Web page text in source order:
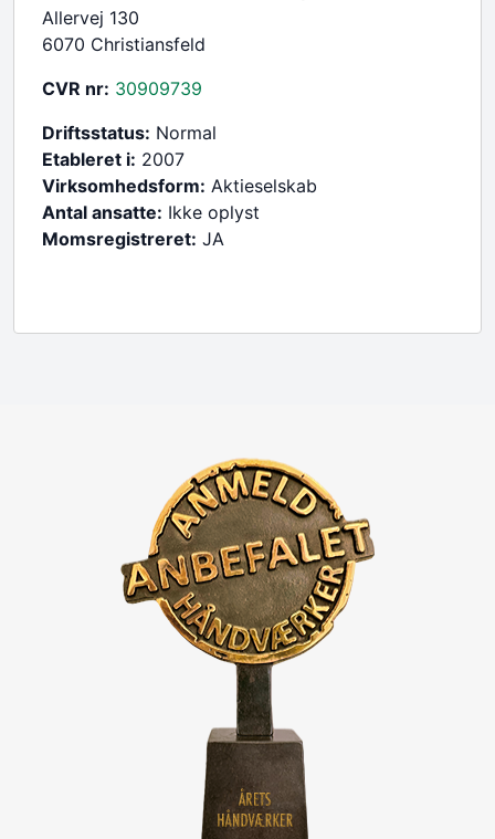
Allervej 130
6070 Christiansfeld
CVR nr: 30909739
Driftsstatus: Normal
Etableret i: 2007
Virksomhedsform: Aktieselskab
Antal ansatte: Ikke oplyst
Momsregistreret: JA